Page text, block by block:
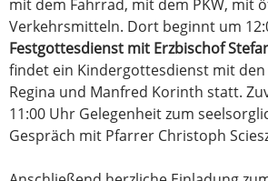
mit dem Fahrrad, mit dem PKW, mit
Verkehrsmitteln. Dort beginnt um
Festgottesdienst mit Erzbischof
findet ein Kindergottesdienst mit
Regina und Manfred Korinth statt.
11:00 Uhr Gelegenheit zum
Gespräch mit Pfarrer Christoph